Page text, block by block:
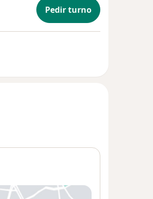
Pedir turno